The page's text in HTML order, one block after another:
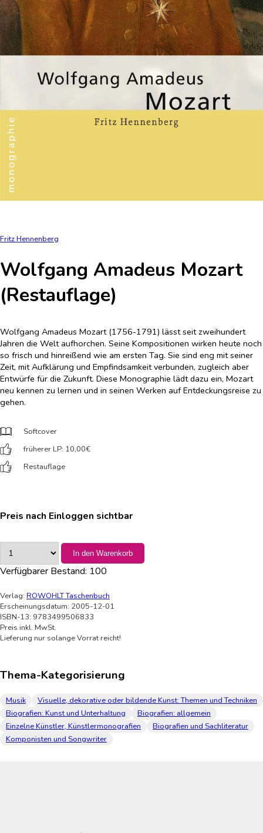
Fritz Hennenberg
Wolfgang Amadeus Mozart
(Restauflage)
Wolfgang Amadeus Mozart (1756-1791) lässt seit zweihundert
Jahren die Welt aufhorchen. Seine Kompositionen wirken heute noch
so frisch und hinreißend wie am ersten Tag. Sie sind eng mit seiner
Zeit, mit Aufklärung und Empfindsamkeit verbunden, zugleich aber
Entwürfe für die Zukunft. Diese Monographie lädt dazu ein, Mozart
neu kennen zu lernen und in seinen Werken auf Entdeckungsreise zu
gehen.
Softcover
früherer LP: 10,00€
Restauflage
Preis nach Einloggen sichtbar
In den Warenkorb
Verfügbarer Bestand: 100
Verlag: ROWOHLT Taschenbuch
Erscheinungsdatum: 2005-12-01
ISBN-13: 9783499506833
Preis inkl. MwSt.
Lieferung nur solange Vorrat reicht!
Thema-Kategorisierung
Musik
Visuelle, dekorative oder bildende Kunst: Themen und Techniken
Biografien: Kunst und Unterhaltung
Biografien: allgemein
Einzelne Künstler, Künstlermonografien
Biografien und Sachliteratur
Komponisten und Songwriter